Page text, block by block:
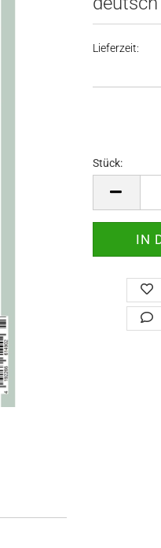
Lieferzeit:
Stück:
Stück